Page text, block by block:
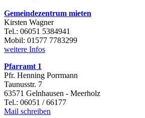
Gemeindezentrum mieten
Kirsten Wagner
Tel.: 06051 5384941
Mobil: 01577 7783299
weitere Infos
Pfarramt 1
Pfr. Henning Porrmann
Taunusstr. 7
63571 Gelnhausen - Meerholz
Tel.: 06051 / 66177
Mail schreiben